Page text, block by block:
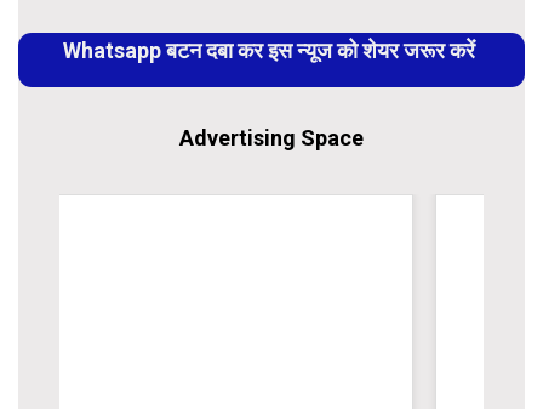
Reading
Whatsapp बटन दबा कर इस न्यूज को शेयर जरूर करें
Advertising Space